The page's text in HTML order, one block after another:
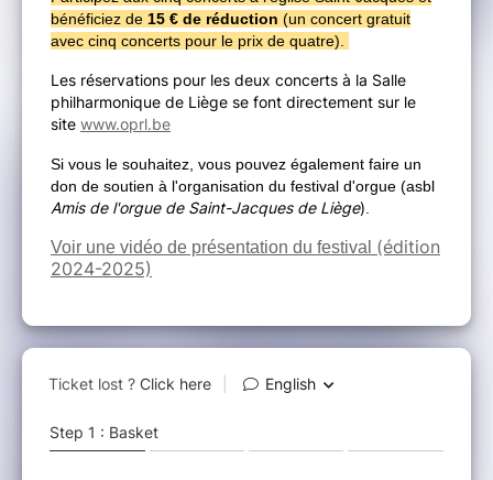
bénéficiez de 15 € de réduction (un concert gratuit
avec cinq concerts pour le prix de quatre)
Les réservations pour les deux concerts à la Salle
philharmonique de Liège se font directement sur le
site www.oprl.be
Si vous le souhaitez, vous pouvez également faire un
don de soutien à l'organisation du festival d'orgue (asbl
Amis de l'orgue de Saint-Jacques de Liège)
Voir une vidéo de présentation du festival (édition
2024-2025)